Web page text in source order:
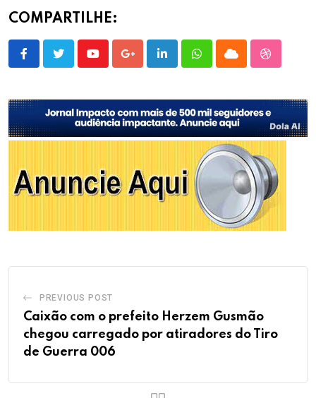
COMPARTILHE:
YoutubeGoogle+LinkedInWhatsappCloud
PREVIOUS POST
Caixão com o prefeito Herzem Gusmão
chegou carregado por atiradores do Tiro
de Guerra 006